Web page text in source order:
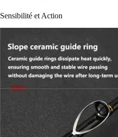
Sensibilité et Action